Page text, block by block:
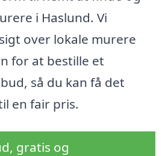
i Haslund. Vi
over lokale murere
for at bestille et
så du kan få det
en fair pris.
gratis og